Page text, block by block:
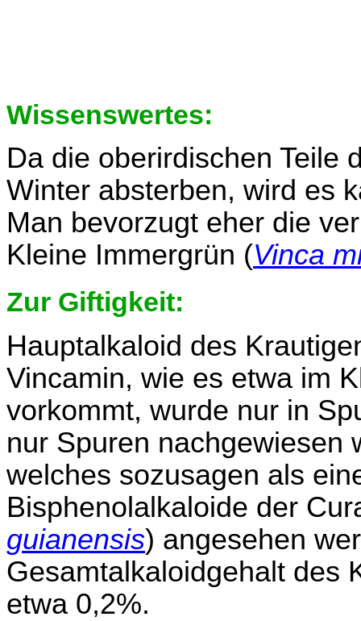
Wissenswertes:
Da die oberirdischen Teile
Winter absterben, wird es
Man bevorzugt eher die
Kleine Immergrün (Vinca
Zur Giftigkeit:
Hauptalkaloid des
Vincamin, wie es etwa im
vorkommt, wurde nur in
nur Spuren nachgewiesen
welches sozusagen als
Bisphenolalkaloide der
guianensis) angesehen
Gesamtalkaloidgehalt des
etwa 0,2%.